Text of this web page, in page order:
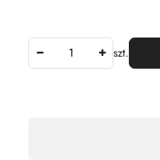
szt.